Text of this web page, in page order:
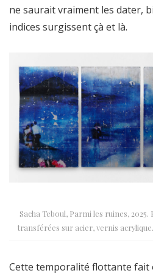
ne saurait vraiment les dater,
indices surgissent çà et là.
Sacha Teboul, Parmi les ruines,
transférées sur acier, vernis
Cette temporalité flottante fait